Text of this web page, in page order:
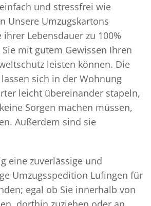
und stressfrei wie
Unsere Umzugskartons
Lebensdauer zu 100%
mit gutem Gewissen Ihren
leisten können. Die
sich in der Wohnung
leicht übereinander stapeln,
Sorgen machen müssen,
Außerdem sind sie
eine zuverlässige und
Umzugsspedition Lufingen für
egal ob Sie innerhalb von